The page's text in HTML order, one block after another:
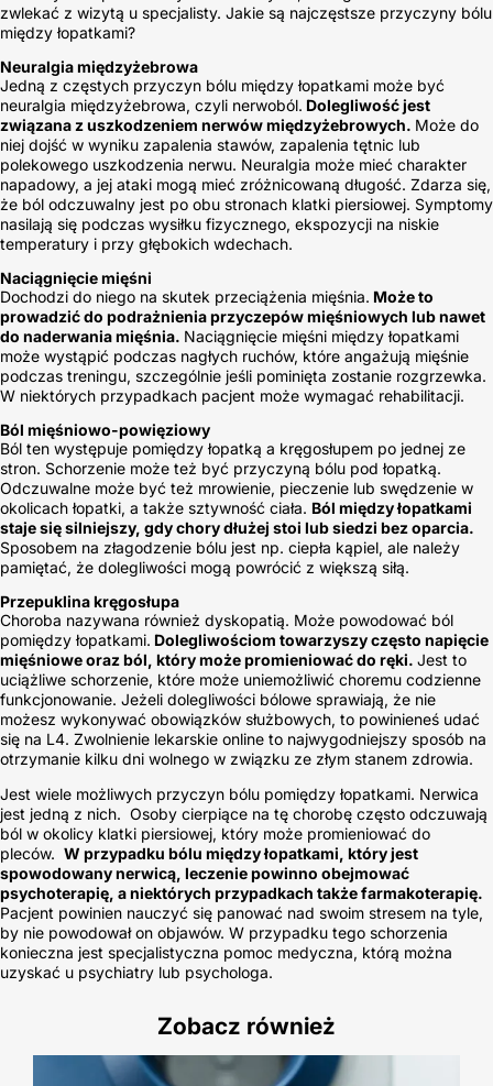
zwlekać z wizytą u specjalisty. Jakie są najczęstsze przyczyny bólu
między łopatkami?
Neuralgia międzyżebrowa
Jedną z częstych przyczyn bólu między łopatkami może być
neuralgia międzyżebrowa, czyli nerwoból. Dolegliwość jest
związana z uszkodzeniem nerwów międzyżebrowych. Może do
niej dojść w wyniku zapalenia stawów, zapalenia tętnic lub
polekowego uszkodzenia nerwu. Neuralgia może mieć charakter
napadowy, a jej ataki mogą mieć zróżnicowaną długość. Zdarza się,
że ból odczuwalny jest po obu stronach klatki piersiowej. Symptomy
nasilają się podczas wysiłku fizycznego, ekspozycji na niskie
temperatury i przy głębokich wdechach.
Naciągnięcie mięśni
Dochodzi do niego na skutek przeciążenia mięśnia. Może to
prowadzić do podrażnienia przyczepów mięśniowych lub nawet
do naderwania mięśnia. Naciągnięcie mięśni między łopatkami
może wystąpić podczas nagłych ruchów, które angażują mięśnie
podczas treningu, szczególnie jeśli pominięta zostanie rozgrzewka.
W niektórych przypadkach pacjent może wymagać rehabilitacji.
Ból mięśniowo-powięziowy
Ból ten występuje pomiędzy łopatką a kręgosłupem po jednej ze
stron. Schorzenie może też być przyczyną bólu pod łopatką.
Odczuwalne może być też mrowienie, pieczenie lub swędzenie w
okolicach łopatki, a także sztywność ciała. Ból między łopatkami
staje się silniejszy, gdy chory dłużej stoi lub siedzi bez oparcia.
Sposobem na złagodzenie bólu jest np. ciepła kąpiel, ale należy
pamiętać, że dolegliwości mogą powrócić z większą siłą.
Przepuklina kręgosłupa
Choroba nazywana również dyskopatią. Może powodować ból
pomiędzy łopatkami. Dolegliwościom towarzyszy często napięcie
mięśniowe oraz ból, który może promieniować do ręki. Jest to
uciążliwe schorzenie, które może uniemożliwić choremu codzienne
funkcjonowanie. Jeżeli dolegliwości bólowe sprawiają, że nie
możesz wykonywać obowiązków służbowych, to powinieneś udać
się na L4. Zwolnienie lekarskie online to najwygodniejszy sposób na
otrzymanie kilku dni wolnego w związku ze złym stanem zdrowia.
Jest wiele możliwych przyczyn bólu pomiędzy łopatkami. Nerwica
jest jedną z nich. Osoby cierpiące na tę chorobę często odczuwają
ból w okolicy klatki piersiowej, który może promieniować do
pleców. W przypadku bólu między łopatkami, który jest
spowodowany nerwicą, leczenie powinno obejmować
psychoterapię, a niektórych przypadkach także farmakoterapię.
Pacjent powinien nauczyć się panować nad swoim stresem na tyle,
by nie powodował on objawów. W przypadku tego schorzenia
konieczna jest specjalistyczna pomoc medyczna, którą można
uzyskać u psychiatry lub psychologa.
Zobacz również